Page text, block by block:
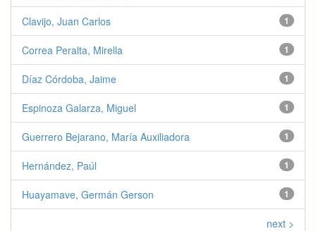
1
Clavijo, Juan Carlos
1
Correa Peralta, Mirella
1
Díaz Córdoba, Jaime
1
Espinoza Galarza, Miguel
1
Guerrero Bejarano, María Auxiliadora
1
Hernández, Paúl
1
Huayamave, Germán Gerson
next >